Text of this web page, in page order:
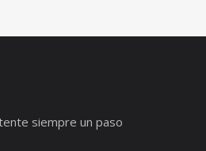
siempre un paso